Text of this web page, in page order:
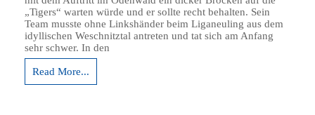
„Tigers“ warten würde und er sollte recht behalten. Sein
Team musste ohne Linkshänder beim Liganeuling aus dem
idyllischen Weschnitztal antreten und tat sich am Anfang
sehr schwer. In den
Read More...